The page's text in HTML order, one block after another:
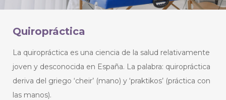
Quiropráctica
La quiropráctica es una ciencia de la salud relativamente
joven y desconocida en España. La palabra: quiropráctica
deriva del griego ‘cheir’ (mano) y ‘praktikos’ (práctica con
las manos).